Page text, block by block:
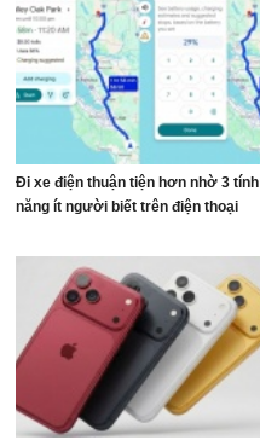
Đi xe điện thuận tiện hơn nhờ 3 tính
năng ít người biết trên điện thoại